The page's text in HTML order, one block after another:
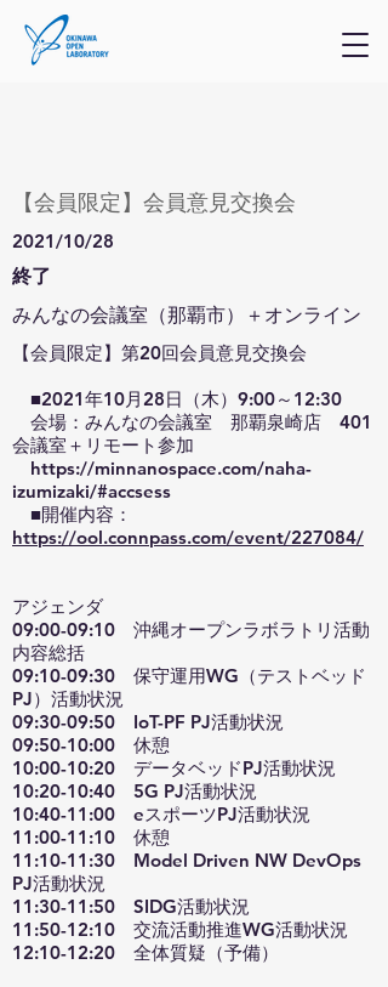
【会員限定】会員意見交換会
2021/10/28
終了
みんなの会議室（那覇市）＋オンライン
【会員限定】第20回会員意見交換会
■2021年10月28日（木）9:00～12:30
会場：みんなの会議室 那覇泉崎店 401
会議室＋リモート参加
https://minnanospace.com/naha-
izumizaki/#accsess
■開催内容：
https://ool.connpass.com/event/227084/
アジェンダ
09:00-09:10 沖縄オープンラボラトリ活動
内容総括
09:10-09:30 保守運用WG（テストベッド
PJ）活動状況
09:30-09:50 IoT-PF PJ活動状況
09:50-10:00 休憩
10:00-10:20 データベッドPJ活動状況
10:20-10:40 5G PJ活動状況
10:40-11:00 eスポーツPJ活動状況
11:00-11:10 休憩
11:10-11:30 Model Driven NW DevOps
PJ活動状況
11:30-11:50 SIDG活動状況
11:50-12:10 交流活動推進WG活動状況
12:10-12:20 全体質疑（予備）